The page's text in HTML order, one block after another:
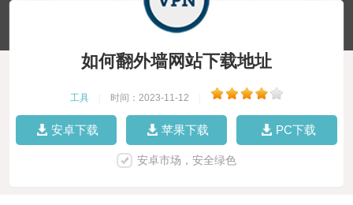
如何翻外墙网站下载地址
工具 时间：2023-11-12
安卓下载 苹果下载 PC下载
安卓市场，安全绿色